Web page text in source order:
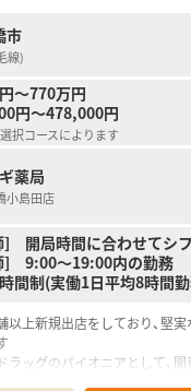
制度、人事制度、評価制度、キ
す
市
線)
～770万円
円～478,000円
択コースによります
薬局
島田店
] 開局時間に合わせてシ
] 9:00～19:00内の勤務
間制(実働1日平均8時間
上新規出店をしており、堅
ッグのパイオニアとして、関